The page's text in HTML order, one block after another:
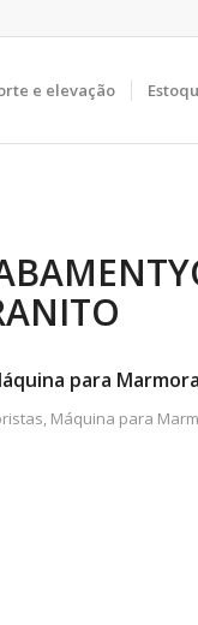
e elevação
para
, Máquina para